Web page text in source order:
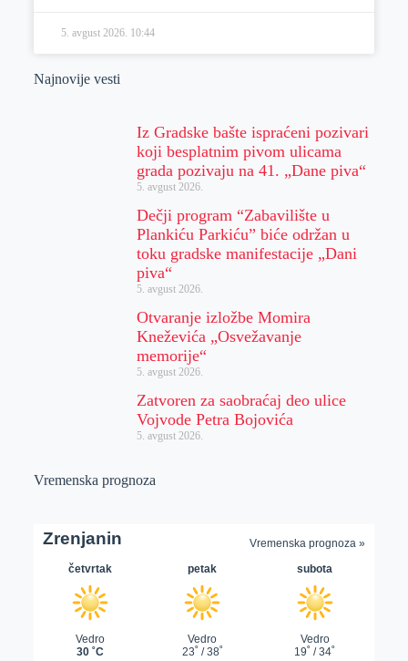
5. avgust 2026. 10:44
Najnovije vesti
Iz Gradske bašte ispraćeni pozivari
koji besplatnim pivom ulicama
grada pozivaju na 41. „Dane piva“
5. avgust 2026.
Dečji program “Zabavilište u
Plankiću Parkiću” biće održan u
toku gradske manifestacije „Dani
piva“
5. avgust 2026.
Otvaranje izložbe Momira
Kneževića „Osvežavanje
memorije“
5. avgust 2026.
Zatvoren za saobraćaj deo ulice
Vojvode Petra Bojovića
5. avgust 2026.
Vremenska prognoza